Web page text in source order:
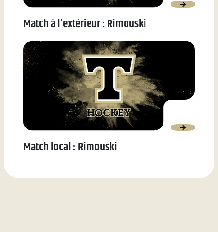
Match à l’extérieur : Rimouski
Match local : Rimouski